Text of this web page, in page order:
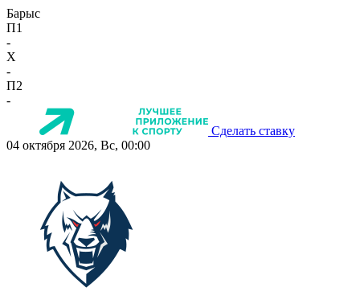
Барыс
П1
-
X
-
П2
-
Сделать ставку
04 октября 2026, Вс, 00:00